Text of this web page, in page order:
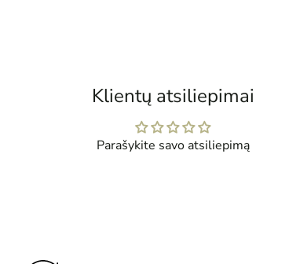
Klientų atsiliepimai
Parašykite savo atsiliepimą